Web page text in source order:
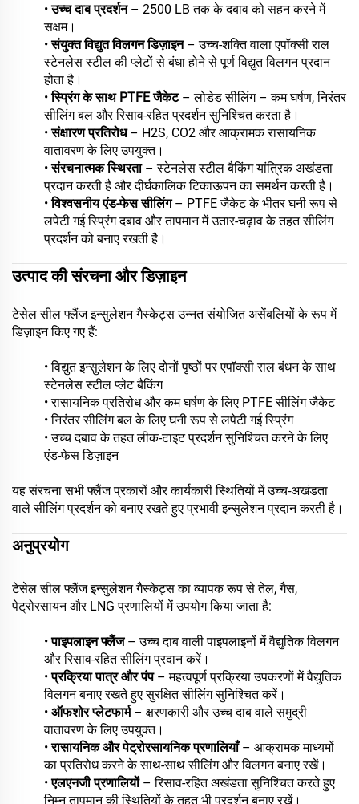
•उच्च दाब प्रदर्शन – 2500 LB तक के दबाव को सहन करने में
सक्षम।
•संयुक्त विद्युत विलगन डिज़ाइन – उच्च-शक्ति वाला एपॉक्सी राल
स्टेनलेस स्टील की प्लेटों से बंधा होने से पूर्ण विद्युत विलगन प्रदान
होता है।
•स्प्रिंग के साथ PTFE जैकेट – लोडेड सीलिंग – कम घर्षण, निरंतर
सीलिंग बल और रिसाव-रहित प्रदर्शन सुनिश्चित करता है।
•संक्षारण प्रतिरोध– H2S, CO2 और आक्रामक रासायनिक
वातावरण के लिए उपयुक्त।
•संरचनात्मक स्थिरता – स्टेनलेस स्टील बैकिंग यांत्रिक अखंडता
प्रदान करती है और दीर्घकालिक टिकाऊपन का समर्थन करती है।
•विश्वसनीय एंड-फेस सीलिंग– PTFE जैकेट के भीतर घनी रूप से
लपेटी गई स्प्रिंग दबाव और तापमान में उतार-चढ़ाव के तहत सीलिंग
प्रदर्शन को बनाए रखती है।
उत्पाद की संरचना और डिज़ाइन
टेसेल सील फ्लैंज इन्सुलेशन गैस्केट्स उन्नत संयोजित असेंबलियों के रूप में
डिज़ाइन किए गए हैं:
• विद्युत इन्सुलेशन के लिए दोनों पृष्ठों पर एपॉक्सी राल बंधन के साथ
स्टेनलेस स्टील प्लेट बैकिंग
• रासायनिक प्रतिरोध और कम घर्षण के लिए PTFE सीलिंग जैकेट
• निरंतर सीलिंग बल के लिए घनी रूप से लपेटी गई स्प्रिंग
• उच्च दबाव के तहत लीक-टाइट प्रदर्शन सुनिश्चित करने के लिए
एंड-फेस डिज़ाइन
यह संरचना सभी फ्लैंज प्रकारों और कार्यकारी स्थितियों में उच्च-अखंडता
वाले सीलिंग प्रदर्शन को बनाए रखते हुए प्रभावी इन्सुलेशन प्रदान करती है।
अनुप्रयोग
टेसेल सील फ्लैंज इन्सुलेशन गैस्केट्स का व्यापक रूप से तेल, गैस,
पेट्रोरसायन और LNG प्रणालियों में उपयोग किया जाता है:
•पाइपलाइन फ्लैंज – उच्च दाब वाली पाइपलाइनों में वैद्युतिक विलगन
और रिसाव-रहित सीलिंग प्रदान करें।
•प्रक्रिया पात्र और पंप – महत्वपूर्ण प्रक्रिया उपकरणों में वैद्युतिक
विलगन बनाए रखते हुए सुरक्षित सीलिंग सुनिश्चित करें।
• ऑफशोर प्लेटफार्म– क्षरणकारी और उच्च दाब वाले समुद्री
वातावरण के लिए उपयुक्त।
•रासायनिक और पेट्रोरसायनिक प्रणालियाँ– आक्रामक माध्यमों
का प्रतिरोध करने के साथ-साथ सीलिंग और विलगन बनाए रखें।
•एलएनजी प्रणालियों – रिसाव-रहित अखंडता सुनिश्चित करते हुए
निम्न तापमान की स्थितियों के तहत भी प्रदर्शन बनाए रखें।